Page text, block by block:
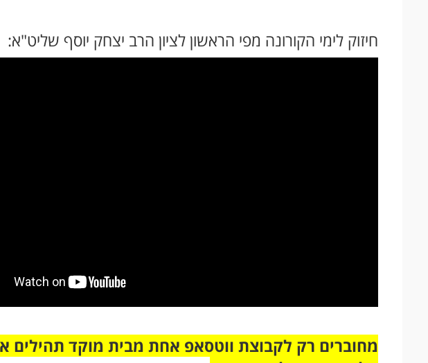
חיזוק לימי הקורונה מפי הראשון לציון הרב יצחק יוסף שליט"א: